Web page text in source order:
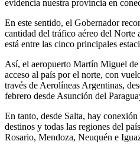
evidencia nuestra provincia en
En este sentido, el Gobernador
cantidad del tráfico aéreo del Norte
está entre las cinco principales
Así, el aeropuerto Martín Miguel
acceso al país por el norte, con
través de Aerolíneas Argentinas,
febrero desde Asunción del
En tanto, desde Salta, hay
destinos y todas las regiones del
Rosario, Mendoza, Neuquén e